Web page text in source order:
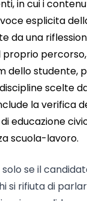
in cui i
esplicita
da una
proprio
dello studente,
scelte
la verifica
educazione
scuola-lavoro.
se il
si rifiuta di